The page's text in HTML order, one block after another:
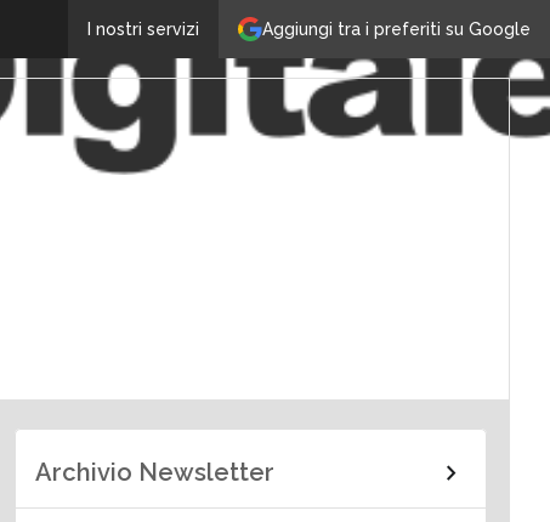
Aggiungi tra i preferiti su Google
I nostri servizi
Archivio Newsletter